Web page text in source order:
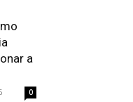
a
0